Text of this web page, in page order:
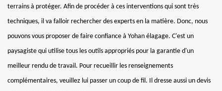
terrains à protéger. Afin de procéder à ces interventions qui sont très
techniques, il va falloir rechercher des experts en la matière. Donc, nous
pouvons vous proposer de faire confiance à Yohan élagage. C'est un
paysagiste qui utilise tous les outils appropriés pour la garantie d'un
meilleur rendu de travail. Pour recueillir les renseignements
complémentaires, veuillez lui passer un coup de fil. Il dresse aussi un devis